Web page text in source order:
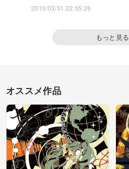
2010/03/31 22:55:26
もっと見る
オススメ作品